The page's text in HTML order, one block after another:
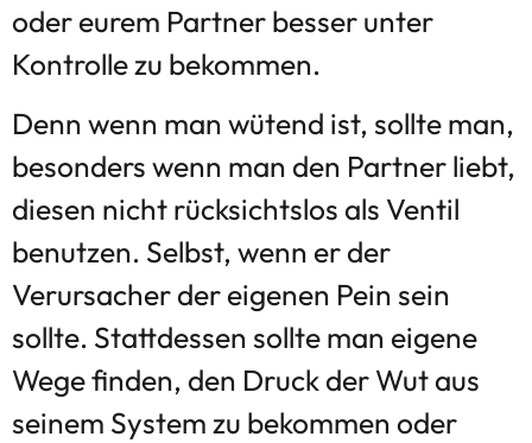
oder eurem Partner besser unter
Kontrolle zu bekommen.
Denn wenn man wütend ist, sollte man,
besonders wenn man den Partner liebt,
diesen nicht rücksichtslos als Ventil
benutzen. Selbst, wenn er der
Verursacher der eigenen Pein sein
sollte. Stattdessen sollte man eigene
Wege finden, den Druck der Wut aus
seinem System zu bekommen oder